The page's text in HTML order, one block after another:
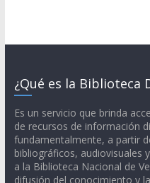
¿Qué es la Biblioteca
Es un servicio que brinda
de recursos de información
fundamentalmente, a partir
bibliográficos, audiovisuales
a la Biblioteca Nacional de
difusión del conocimiento y